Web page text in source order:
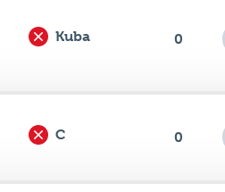
Kuba 0
C 0